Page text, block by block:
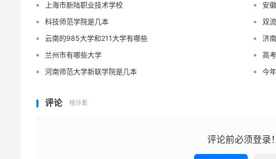
上海市新陆职业技术学校
安
科技师范学院是几本
双
云南的985大学和211大学有哪些
济
兰州市有哪些大学
高
河南师范大学新联学院是几本
今
评论 抢沙发
评论前必须登录！